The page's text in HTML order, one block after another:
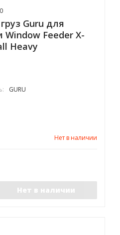
Guru для
Feeder X-
Heavy
GURU
Нет в наличии
Нет в наличии